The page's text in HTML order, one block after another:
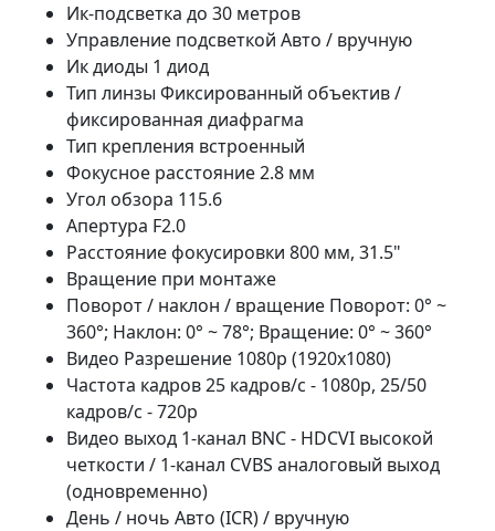
Ик-подсветка до 30 метров
Управление подсветкой Авто / вручную
Ик диоды 1 диод
Тип линзы Фиксированный объектив /
фиксированная диафрагма
Тип крепления встроенный
Фокусное расстояние 2.8 мм
Угол обзора 115.6
Апертура F2.0
Расстояние фокусировки 800 мм, 31.5"
Вращение при монтаже
Поворот / наклон / вращение Поворот: 0° ~
360°; Наклон: 0° ~ 78°; Вращение: 0° ~ 360°
Видео Разрешение 1080р (1920х1080)
Частота кадров 25 кадров/с - 1080р, 25/50
кадров/с - 720р
Видео выход 1-канал BNC - HDCVI высокой
четкости / 1-канал CVBS аналоговый выход
(одновременно)
День / ночь Авто (ICR) / вручную